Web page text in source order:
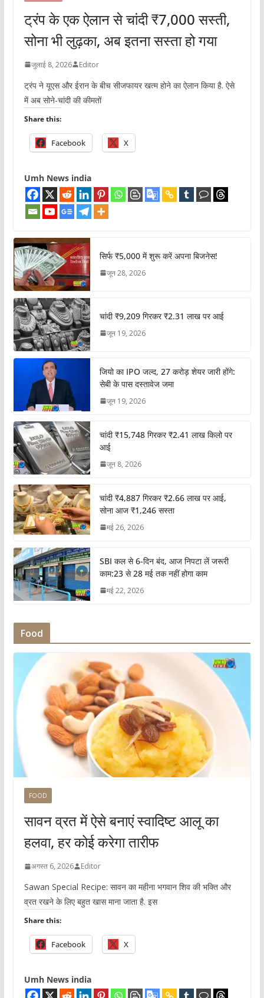
ट्रंप के एक ऐलान से चांदी ₹7,000 सस्ती,
सोना भी लुढ़का, अब इतना सस्ता हो गया
जुलाई 8, 2026 Editor
ट्रंप ने यूएस और ईरान के बीच सीजफायर खत्म होने का ऐलान किया है. ऐसे
में अब सोने-चांदी की कीमतों
Share this:
Facebook X
Umh News india
सिर्फ ₹5,000 में शुरू करें अपना बिजनेस!
जून 28, 2026
चांदी ₹9,209 गिरकर ₹2.31 लाख पर आई
जून 19, 2026
जियो का IPO जल्द, 27 करोड़ शेयर जारी होंगे:
सेबी के पास दस्तावेज जमा
जून 19, 2026
चांदी ₹15,748 गिरकर ₹2.41 लाख किलो पर
आई
जून 8, 2026
चांदी ₹4,887 गिरकर ₹2.66 लाख पर आई,
सोना आज ₹1,246 सस्ता
मई 26, 2026
SBI कल से 6-दिन बंद, आज निपटा लें जरूरी
काम:23 से 28 मई तक नहीं होगा काम
मई 22, 2026
Food
FOOD
सावन व्रत में ऐसे बनाएं स्वादिष्ट आलू का
हलवा, हर कोई करेगा तारीफ
अगस्त 6, 2026 Editor
Sawan Special Recipe: सावन का महीना भगवान शिव की भक्ति और
व्रत रखने के लिए बहुत खास माना जाता है. इस
Share this:
Facebook X
Umh News india